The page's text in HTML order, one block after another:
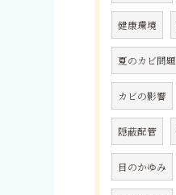
健康環境
夏のカビ問題
カビの影響
隠蔽配管
目のかゆみ